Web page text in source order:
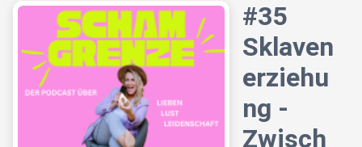
#35
Sklaven
erziehu
ng -
Zwisch